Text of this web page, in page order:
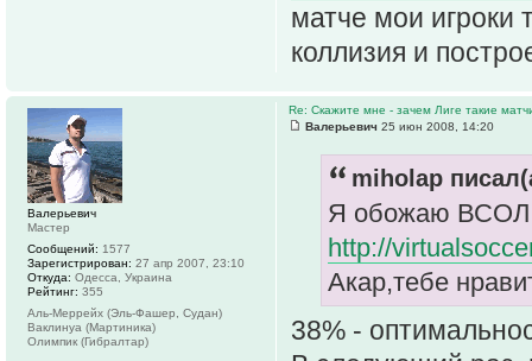
матче мои
коллизия и
Re: Скажите мне - зачем Лиге такие
Валерьевич 25 июн 2008, 14:20
miholap
Я обожаю ВСОЛ
http://
Акар,тебе
38% -
Валерьевич
Мастер
Сообщений: 1577
Зарегистрирован: 27 апр 2007, 23:10
Откуда: Одесса, Украина
Рейтинг: 355
Аль-Меррейх (Эль-Фашер, Судан)
Ваклинуа (Мартиника)
Олимпик (Гибралтар)